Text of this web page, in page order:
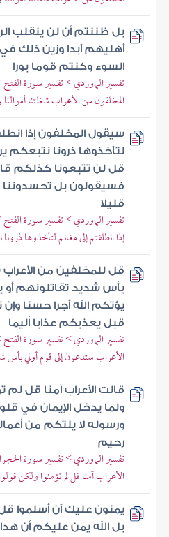
بل ظننتم أن لن ينقلب
أهليهم أبدا وزين ذلك
السوء وكنتم قوما بورا
تفسير الماوردي > تفسير سورة
المخلفون من الأعراب شغلتنا أموالنا
سيقول المخلفون إذا
لتأخذوها ذرونا نتبعكم
قل لن تتبعونا كذلكم
فسيقولون بل تحسدوننا
قليلا
تفسير الماوردي > تفسير سورة
إذا انطلقتم إلى مغانم لتأخذوها
قل للمخلفين من
بأس شديد تقاتلونهم
يؤتكم الله أجرا حسنا
قبل يعذبكم عذابا أليما
تفسير الماوردي > تفسير سورة
الأعراب ستدعون إلى قوم أولي بأس
قالت الأعراب آمنا قل لم
ولما يدخل الإيمان في
ورسوله لا يلتكم من
رحيم
تفسير الماوردي > تفسير سورة
الأعراب آمنا قل لم تؤمنوا ولكن
يمنون عليك أن أسلموا
بل الله يمن عليكم أن